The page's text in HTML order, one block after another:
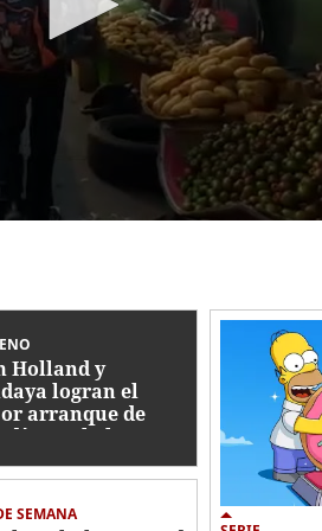
Holland y
logran el
arranque de
días en la historia
SEMANA